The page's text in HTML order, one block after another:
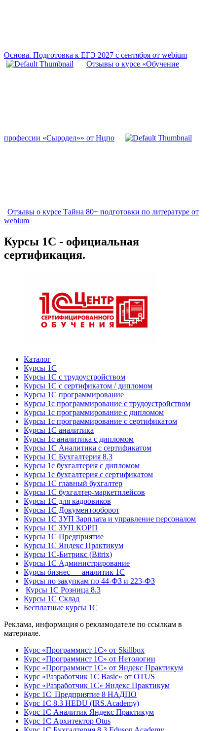
Основа. Подготовка к ЕГЭ 2027 с сентября от webium
Отзывы о курсе «Обучение
профессии «Сыродел»» от Нцпо
Отзывы о курсе Тайна 80+ подготовки по литературе от
webium
Курсы 1С - официальная
сертификация.
Каталог
Курсы 1С
Курсы 1С с трудоустройством
Курсы 1С с сертификатом / дипломом
Курсы 1С программирование
Курсы 1с программирование с трудоустройством
Курсы 1с программирование с дипломом
Курсы 1с программирование с сертификатом
Курсы 1С аналитика
Курсы 1с аналитика с дипломом
Курсы 1С Аналитика с сертификатом
Курсы 1С Бухгалтерия 8.3
Курсы 1с бухгалтерия с дипломом
Курсы 1с бухгалтерия с сертификатом
Курсы 1С главный бухгалтер
Курсы 1С бухгалтер-маркетплейсов
Курсы 1С для кадровиков
Курсы 1С Документооборот
Курсы 1С ЗУП Зарплата и управление персоналом
Курсы 1С ЗУП КОРП
Курсы 1С Предприятие
Курсы 1С Яндекс Практикум
Курсы 1С-Битрикс (Bitrix)
Курсы 1С Администрирование
Курсы бизнес — аналитик 1С
Курсы по закупкам по 44‑ФЗ и 223‑ФЗ
Курсы 1С Розница 8.3
Курсы 1С Склад
Бесплатные курсы 1С
Реклама, информация о рекламодателе по ссылкам в
материале.
Курс «Программист 1С» от Skillbox
Курс «Программист 1С» от Нетологии
Курс «Программист 1С» от Яндекс Практикум
Курс «Разработчик 1С Basic» от OTUS
Курс «Разработчик 1С» Яндекс Практикум
Курс 1С Предприятие 8 НАДПО
Курс 1С 8.3 HEDU (IRS.Academy)
Курс 1С Аналитик Яндекс Практикум
Курс 1С Архитектор Otus